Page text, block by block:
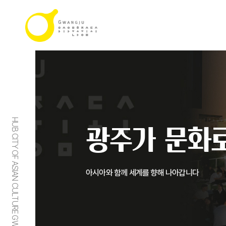
HUB CITY OF ASIAN CULTURE GWANGJU 광주가 문화
아시아와 함께 세계를 향해 나아갑니다